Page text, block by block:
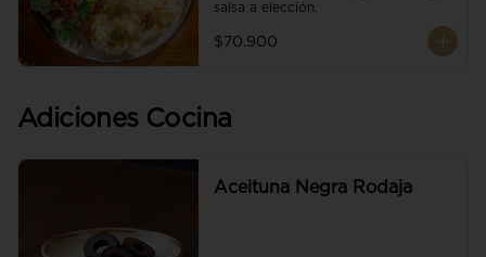
salsa a elección.
$70.900
Adiciones Cocina
Aceituna Negra Rodaja